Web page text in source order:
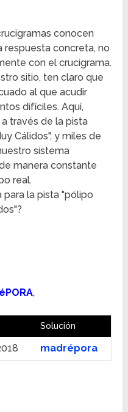
conocen
respuesta concreta, no
con el crucigrama.
sitio, ten claro que
al que acudir
difíciles. Aquí,
través de la pista
Cálidos", y miles de
sistema
manera constante
real.
para la pista "pólipo
,
Solución
madrépora